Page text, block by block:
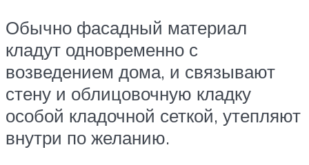
Обычно фасадный материал
кладут одновременно с
возведением дома, и связывают
стену и облицовочную кладку
особой кладочной сеткой, утепляют
внутри по желанию.